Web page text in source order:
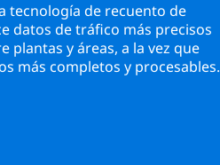
tecnología de recuento de
datos de tráfico más precisos
plantas y áreas, a la vez que
más completos y procesables.